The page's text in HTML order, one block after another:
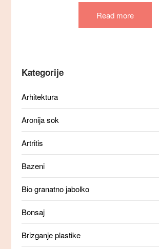
Read more
Kategorije
Arhitektura
Aronija sok
Artritis
Bazeni
Bio granatno jabolko
Bonsaj
Brizganje plastike